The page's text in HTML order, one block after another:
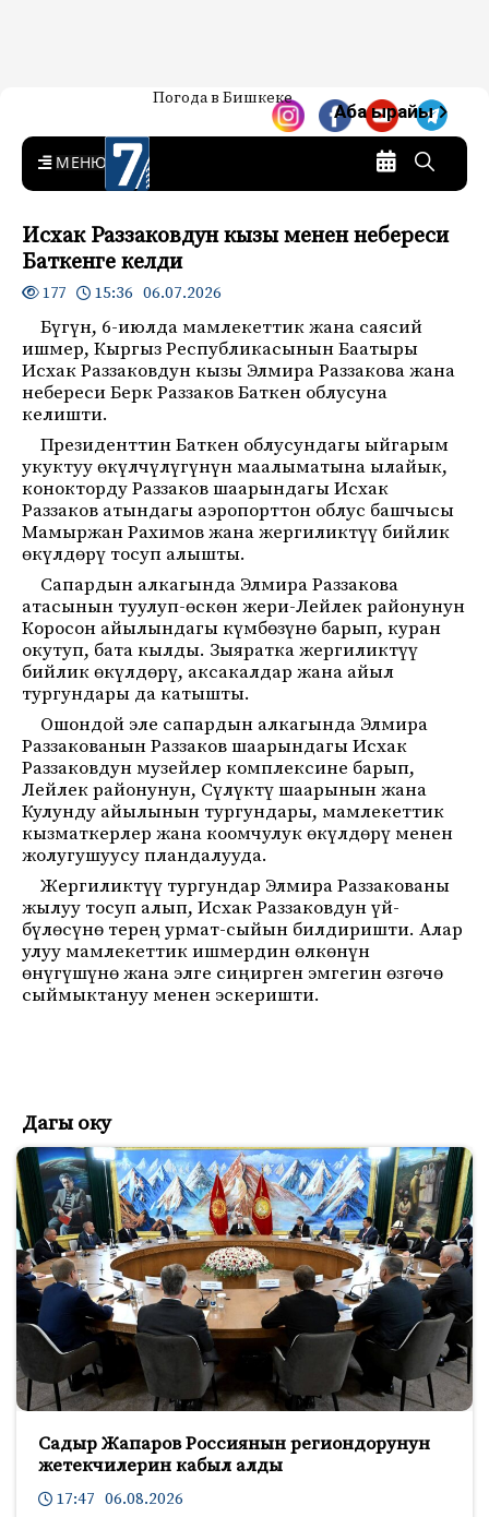
7-канал. Жаңылыктар —
Кыргызстан
Жаңылыктар — Кыргызстан
Погода в Бишкеке
Аба ырайы
MENU
Исхак Раззаковдун кызы менен небереси
Баткенге келди
177 15:36 06.07.2026
Бүгүн, 6-июлда мамлекеттик жана саясий
ишмер, Кыргыз Республикасынын Баатыры
Исхак Раззаковдун кызы Элмира Раззакова жана
небереси Берк Раззаков Баткен облусуна
келишти.
Президенттин Баткен облусундагы ыйгарым
укуктуу өкүлчүлүгүнүн маалыматына ылайык,
конокторду Раззаков шаарындагы Исхак
Раззаков атындагы аэропорттон облус башчысы
Мамыржан Рахимов жана жергиликтүү бийлик
өкүлдөрү тосуп алышты.
Сапардын алкагында Элмира Раззакова
атасынын туулуп-өскөн жери-Лейлек районунун
Коросон айылындагы күмбөзүнө барып, куран
окутуп, бата кылды. Зыяратка жергиликтүү
бийлик өкүлдөрү, аксакалдар жана айыл
тургундары да катышты.
Ошондой эле сапардын алкагында Элмира
Раззакованын Раззаков шаарындагы Исхак
Раззаковдун музейлер комплексине барып,
Лейлек районунун, Сүлүктү шаарынын жана
Кулунду айылынын тургундары, мамлекеттик
кызматкерлер жана коомчулук өкүлдөрү менен
жолугушуусу пландалууда.
Жергиликтүү тургундар Элмира Раззакованы
жылуу тосуп алып, Исхак Раззаковдун үй-
бүлөсүнө терең урмат-сыйын билдиришти. Алар
улуу мамлекеттик ишмердин өлкөнүн
өнүгүшүнө жана элге сиңирген эмгегин өзгөчө
сыймыктануу менен эскеришти.
Дагы оку
Садыр Жапаров Россиянын региондорунун
жетекчилерин кабыл алды
17:47 06.08.2026